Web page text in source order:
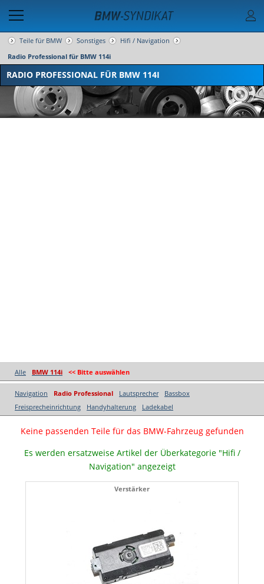
Teile für BMW Sonstiges
Hifi / Navigation
Radio Professional für BMW 114i
RADIO PROFESSIONAL FÜR BMW 114I
Alle BMW 114i << Bitte auswählen
Navigation Radio Professional Lautsprecher
Bassbox
Freisprecheinrichtung
Handyhalterung Ladekabel
Keine passenden Teile für das BMW-Fahrzeug gefunden
Es werden ersatzweise Artikel der Überkategorie "Hifi /
Navigation" angezeigt
Verstärker